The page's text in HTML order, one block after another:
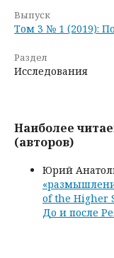
Выпуск
Том 3 № 1 (2019):
Раздел
Исследования
Наиболее
(авторов)
Юрий
of the Higher
До и после